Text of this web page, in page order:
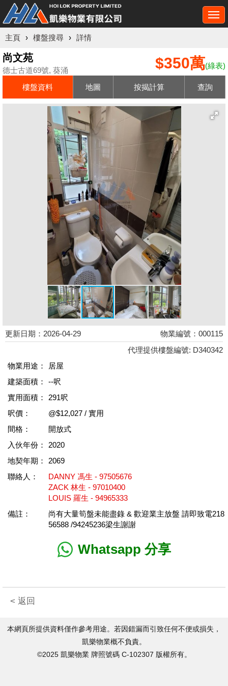
主頁 › 樓盤搜尋 › 詳情
尚文苑
德士古道69號, 葵涌 $350萬(綠表)
樓盤資料 地圖 按揭計算 查詢
更新日期：2026-04-29
物業編號：000115
代理提供樓盤編號: D340342
物業用途：
居屋
建築面積：
--呎
實用面積：
291呎
呎價：
@$12,027 / 實用
間格：
開放式
入伙年份：
2020
地契年期：
2069
聯絡人：
DANNY 馮生 - 97505676
ZACK 林生 - 97010400
LOUIS 羅生 - 94965333
備註：
尚有大量筍盤未能盡錄 & 歡迎業主放盤 請即致電218
56588 /94245236梁生謝謝
Whatsapp 分享
< 返回
本網頁所提供資料僅作參考用途。若因錯漏而引致任何不便或損失，
凱樂物業概不負責。
©2025 凱樂物業 牌照號碼 C-102307 版權所有。